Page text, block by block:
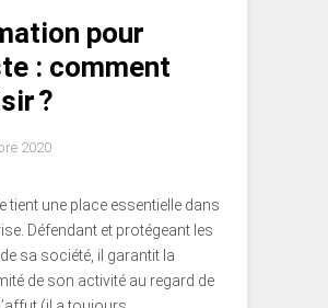
pour
: comment
?
2020
tient une place essentielle dans
Défendant et protégeant les
sa société, il garantit la
de son activité au regard de